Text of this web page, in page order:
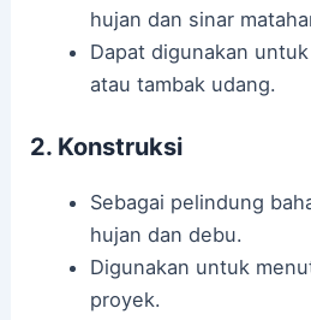
hujan dan sinar
Dapat digunakan
atau tambak udang.
2. Konstruksi
Sebagai pelindung
hujan dan debu.
Digunakan untuk
proyek.